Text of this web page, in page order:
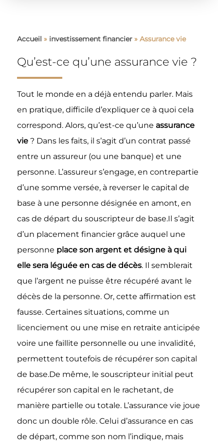
Accueil » investissement financier » Assurance vie
Qu’est-ce qu’une assurance vie ?
Tout le monde en a déjà entendu parler. Mais
en pratique, difficile d’expliquer ce à quoi cela
correspond. Alors, qu’est-ce qu’une assurance
vie ? Dans les faits, il s’agit d’un contrat passé
entre un assureur (ou une banque) et une
personne. L’assureur s’engage, en contrepartie
d’une somme versée, à reverser le capital de
base à une personne désignée en amont, en
cas de départ du souscripteur de base.Il s’agit
d’un placement financier grâce auquel une
personne place son argent et désigne à qui
elle sera léguée en cas de décès. Il semblerait
que l’argent ne puisse être récupéré avant le
décès de la personne. Or, cette affirmation est
fausse. Certaines situations, comme un
licenciement ou une mise en retraite anticipée
voire une faillite personnelle ou une invalidité,
permettent toutefois de récupérer son capital
de base.De même, le souscripteur initial peut
récupérer son capital en le rachetant, de
manière partielle ou totale. L’assurance vie joue
donc un double rôle. Celui d’assurance en cas
de départ, comme son nom l’indique, mais